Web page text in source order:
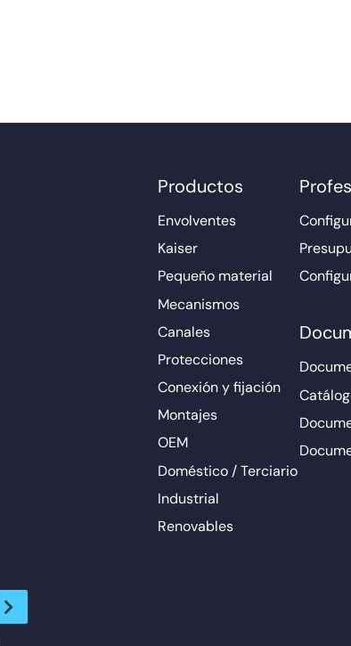
Productos
Envolventes
Kaiser
Pequeño material
Mecanismos
Canales
Protecciones
Conexión y fijación
Montajes
OEM
Doméstico / Terciario
Industrial
Renovables